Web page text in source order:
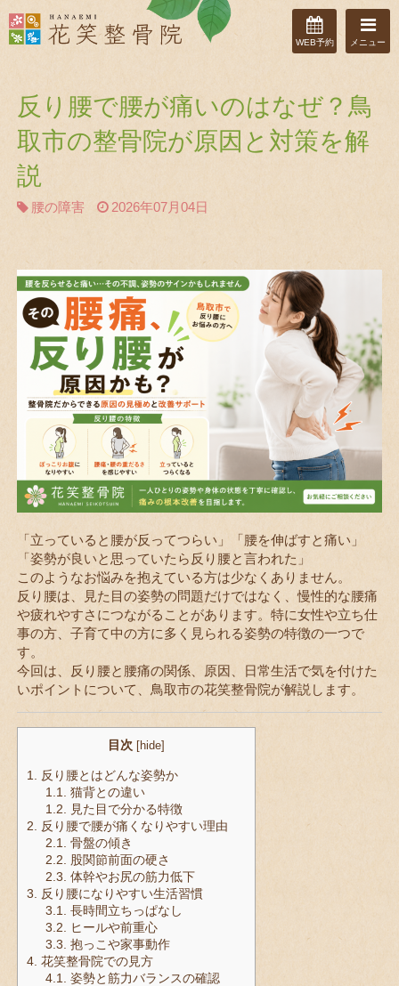
WEB予約 メニュー
反り腰で腰が痛いのはなぜ？鳥
取市の整骨院が原因と対策を解
説
腰の障害 2026年07月04日
「立っていると腰が反ってつらい」「腰を伸ばすと痛い」
「姿勢が良いと思っていたら反り腰と言われた」
このようなお悩みを抱えている方は少なくありません。
反り腰は、見た目の姿勢の問題だけではなく、慢性的な腰痛
や疲れやすさにつながることがあります。特に女性や立ち仕
事の方、子育て中の方に多く見られる姿勢の特徴の一つで
す。
今回は、反り腰と腰痛の関係、原因、日常生活で気を付けた
いポイントについて、鳥取市の花笑整骨院が解説します。
目次 [hide]
1.
反り腰とはどんな姿勢か
1.1.
猫背との違い
1.2.
見た目で分かる特徴
2.
反り腰で腰が痛くなりやすい理由
2.1.
骨盤の傾き
2.2.
股関節前面の硬さ
2.3. 体幹やお尻の筋力低下
3.
反り腰になりやすい生活習慣
3.1.
長時間立ちっぱなし
3.2.
ヒールや前重心
3.3. 抱っこや家事動作
4. 花笑整骨院での見方
4.1.
姿勢と筋力バランスの確認